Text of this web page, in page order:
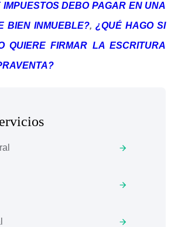
IMPUESTOS DEBO PAGAR EN UNA
BIEN INMUEBLE?,¿QUÉ HAGO SI
QUIERE FIRMAR LA ESCRITURA